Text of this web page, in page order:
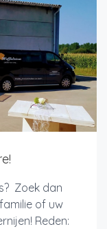
Zoek dan
of uw
Reden: